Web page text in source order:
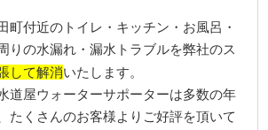
町付近のトイレ・キッチン・お風呂・
りの水漏れ・漏水トラブルを弊社のス
して解消いたします。
道屋ウォーターサポーターは多数の年
たくさんのお客様よりご好評を頂いて